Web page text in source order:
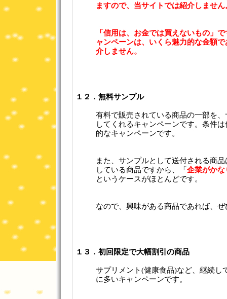
ますので、当サイトでは紹介しません
「信用は、お金では買えないもの」
ャンペーンは、いくら魅力的な金額
介しません。
１２．無料サンプル
有料で販売されている商品の一部を
してくれるキャンペーンです。条件
的なキャンペーンです。
また、サンプルとして送付される商
している商品ですから、「 企業がかな
というケースがほとんどです。
なので、興味がある商品であれば、
１３．初回限定で大幅割引の商品
サプリメント(健康食品)など、継続し
に多いキャンペーンです。